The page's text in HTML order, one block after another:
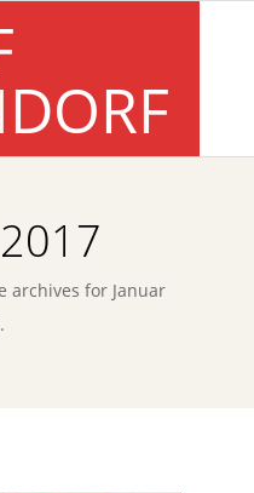
archives for Januar